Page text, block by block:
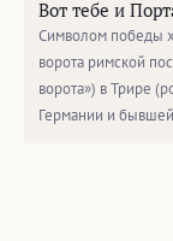
Вот тебе и
Символом победы
ворота римской
ворота») в Трире
Германии и